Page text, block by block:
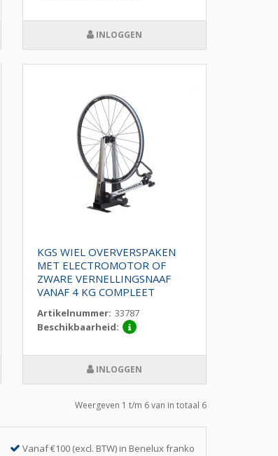
INLOGGEN
KGS WIEL OVERVERSPAKEN
MET ELECTROMOTOR OF
ZWARE VERNELLINGSNAAF
VANAF 4 KG COMPLEET
Artikelnummer: 33787
Beschikbaarheid:
INLOGGEN
Weergeven 1 t/m 6 van in totaal 6
Vanaf €100 (excl. BTW) in Benelux franko